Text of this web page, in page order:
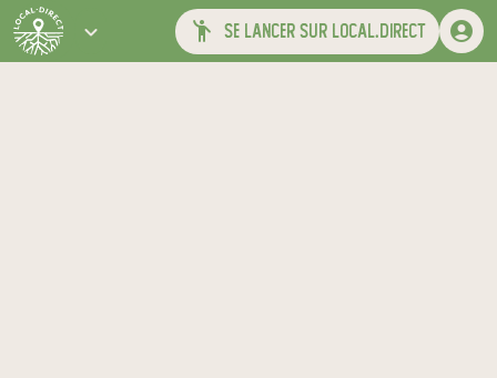
se lancer sur local.direct